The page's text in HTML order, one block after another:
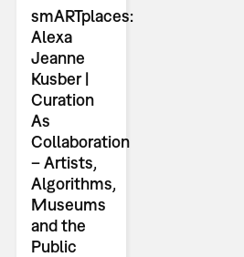
smARTplaces:
Alexa
Jeanne
Kusber |
Curation
As
Collaboration
– Artists,
Algorithms,
Museums
and the
Public